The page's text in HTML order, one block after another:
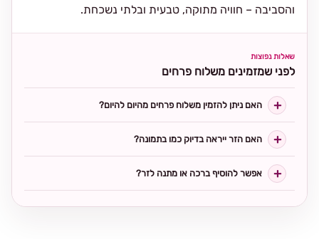
והסביבה – חוויה מתוקה, טבעית ובלתי נשכחת.
שאלות נפוצות
לפני שמזמינים משלוח פרחים
האם ניתן להזמין משלוח פרחים מהיום להיום?
האם הזר ייראה בדיוק כמו בתמונה?
אפשר להוסיף ברכה או מתנה לזר?